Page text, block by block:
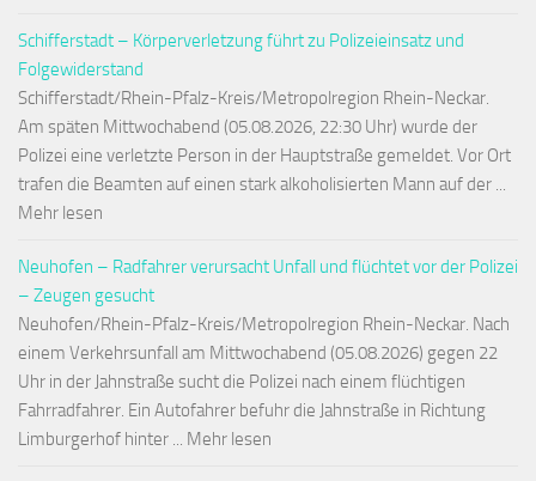
Schifferstadt – Körperverletzung führt zu Polizeieinsatz und
Folgewiderstand
Schifferstadt/Rhein-Pfalz-Kreis/Metropolregion Rhein-Neckar.
Am späten Mittwochabend (05.08.2026, 22:30 Uhr) wurde der
Polizei eine verletzte Person in der Hauptstraße gemeldet. Vor Ort
trafen die Beamten auf einen stark alkoholisierten Mann auf der ...
Mehr lesen
Neuhofen – Radfahrer verursacht Unfall und flüchtet vor der Polizei
– Zeugen gesucht
Neuhofen/Rhein-Pfalz-Kreis/Metropolregion Rhein-Neckar. Nach
einem Verkehrsunfall am Mittwochabend (05.08.2026) gegen 22
Uhr in der Jahnstraße sucht die Polizei nach einem flüchtigen
Fahrradfahrer. Ein Autofahrer befuhr die Jahnstraße in Richtung
Limburgerhof hinter ... Mehr lesen